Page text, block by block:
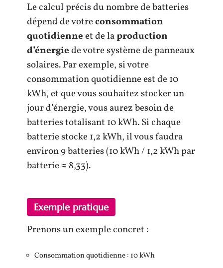
Le calcul précis du nombre de batteries
dépend de votreconsommation
quotidienneet de laproduction
d’énergiede votre système de panneaux
solaires. Par exemple, si votre
consommation quotidienne est de 10
kWh, et que vous souhaitez stocker un
jour d’énergie, vous aurez besoin de
batteries totalisant 10 kWh. Si chaque
batterie stocke 1,2 kWh, il vous faudra
environ 9 batteries (10 kWh / 1,2 kWh par
batterie ≈ 8,33).
Exemple pratique
Prenons un exemple concret :
Consommation quotidienne : 10 kWh